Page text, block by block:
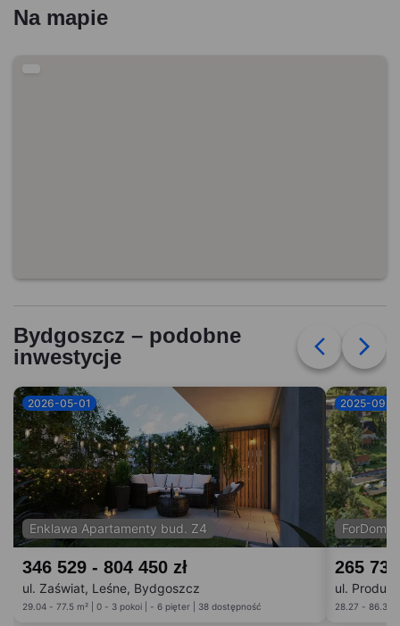
Na mapie
Bydgoszcz – podobne
inwestycje
2026-05-01
Enklawa Apartamenty bud. Z4
346 529 - 804 450 zł
ul. Zaświat, Leśne, Bydgoszcz
29.04 - 77.5 m² | 0 - 3 pokoi | - 6 pięter | 38 dostępność
2025-09-
ForDom
265
ul.